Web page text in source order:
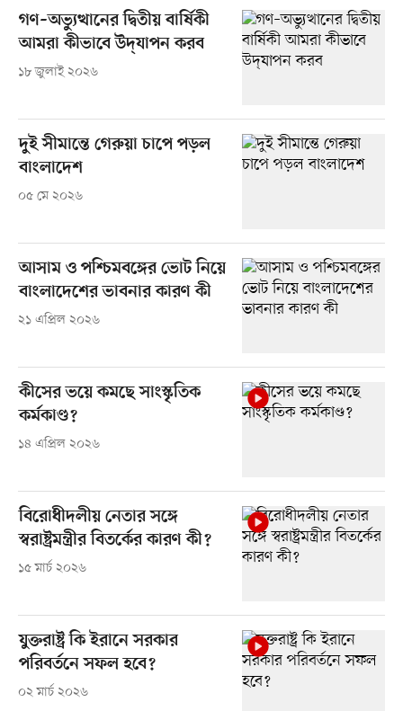
গণ–অভ্যুত্থানের দ্বিতীয় বার্ষিকী
আমরা কীভাবে উদ্​যাপন করব
১৮ জুলাই ২০২৬
দুই সীমান্তে গেরুয়া চাপে পড়ল
বাংলাদেশ
০৫ মে ২০২৬
আসাম ও পশ্চিমবঙ্গের ভোট নিয়ে
বাংলাদেশের ভাবনার কারণ কী
২১ এপ্রিল ২০২৬
কীসের ভয়ে কমছে সাংস্কৃতিক
কর্মকাণ্ড?
১৪ এপ্রিল ২০২৬
বিরোধীদলীয় নেতার সঙ্গে
স্বরাষ্ট্রমন্ত্রীর বিতর্কের কারণ কী?
১৫ মার্চ ২০২৬
যুক্তরাষ্ট্র কি ইরানে সরকার
পরিবর্তনে সফল হবে?
০২ মার্চ ২০২৬